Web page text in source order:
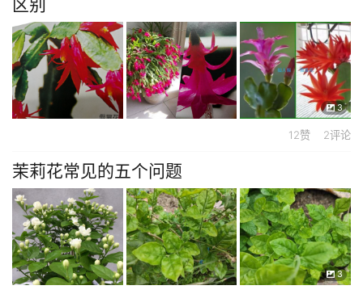
区别
3
12赞 2评论
茉莉花常见的五个问题
3